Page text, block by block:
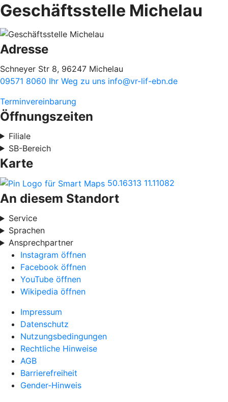
Geschäftsstelle Michelau
Adresse
Schneyer Str 8, 96247 Michelau
09571 8060 Ihr Weg zu uns info@vr-lif-ebn.de
Terminvereinbarung
Öffnungszeiten
Filiale
SB-Bereich
Karte
50.16313 11.11082
An diesem Standort
Service
Sprachen
Ansprechpartner
Instagram öffnen
Facebook öffnen
YouTube öffnen
Wikipedia öffnen
Impressum
Datenschutz
Nutzungsbedingungen
Rechtliche Hinweise
AGB
Barrierefreiheit
Gender-Hinweis